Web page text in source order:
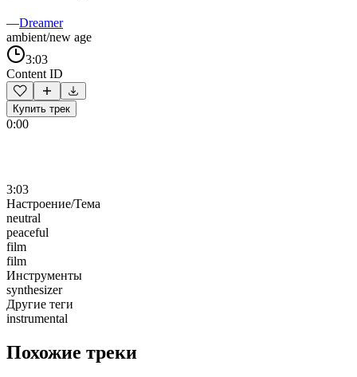
—Dreamer
ambient/new age
3:03
Content ID
Купить трек
0:00
3:03
Настроение/Тема
neutral
peaceful
film
film
Инструменты
synthesizer
Другие теги
instrumental
Похожие треки